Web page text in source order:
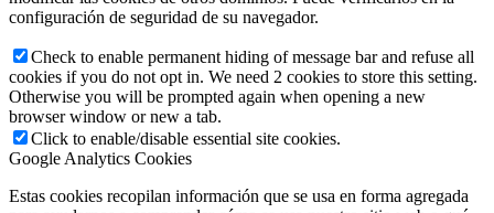
configuración de seguridad de su navegador.
Check to enable permanent hiding of message bar and refuse all
cookies if you do not opt in. We need 2 cookies to store this setting.
Otherwise you will be prompted again when opening a new
browser window or new a tab.
Click to enable/disable essential site cookies.
Google Analytics Cookies
Estas cookies recopilan información que se usa en forma agregada